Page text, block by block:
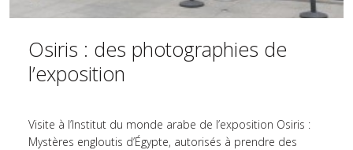
Osiris : des photographies de
l’exposition
Visite à l’Institut du monde arabe de l’exposition Osiris :
Mystères engloutis d’Égypte, autorisés à prendre des